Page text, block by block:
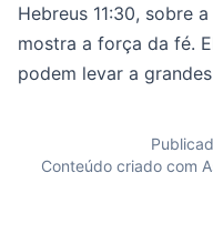
Hebreus 11:30, sobre
mostra a força da fé.
podem levar a
Conteúdo criado com